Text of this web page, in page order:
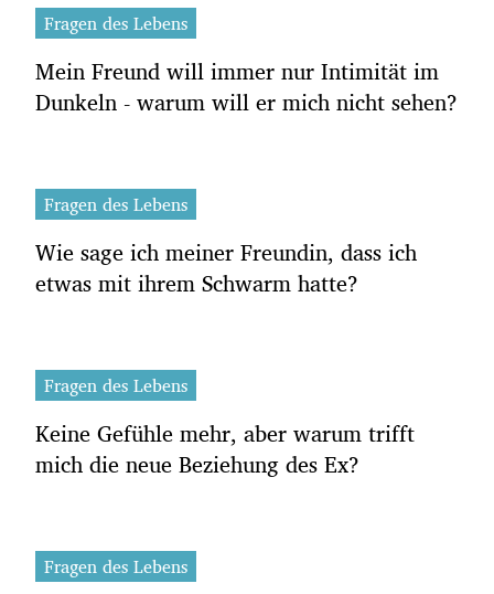
Fragen des Lebens
Mein Freund will immer nur Intimität im
Dunkeln - warum will er mich nicht sehen?
Fragen des Lebens
Wie sage ich meiner Freundin, dass ich
etwas mit ihrem Schwarm hatte?
Fragen des Lebens
Keine Gefühle mehr, aber warum trifft
mich die neue Beziehung des Ex?
Fragen des Lebens